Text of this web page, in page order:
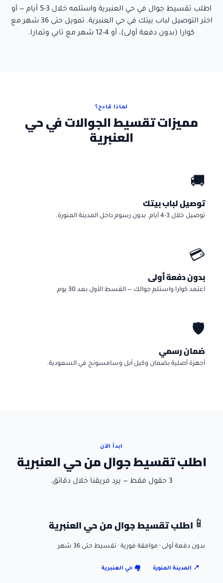
اطلب تقسيط جوال في حي العنبرية واستلمه خلال 3-5 أيام
— أو
اختر التوصيل لباب بيتك في حي العنبرية
. تمويل حتى 36 شهر مع
كوارا (بدون دفعة أولى)، أو 4-12 شهر مع تابي وتمارا.
لماذا قادح؟
مميزات تقسيط الجوالات في حي
العنبرية
🚚
توصيل لباب بيتك
توصيل خلال 3-4 أيام. بدون رسوم داخل المدينة المنورة.
💳
بدون دفعة أولى
اعتمد كوارا واستلم جوالك — القسط الأول بعد 30 يوم.
🛡️
ضمان رسمي
أجهزة أصلية بضمان وكيل آبل وسامسونج في السعودية.
ابدأ الآن
اطلب تقسيط جوال من حي العنبرية
3 حقول فقط — يرد فريقنا خلال دقائق.
📱 اطلب تقسيط جوالمن حي العنبرية
بدون دفعة أولى · موافقة فورية · تقسيط حتى 36 شهر
📍 المدينة المنورة 🏘️ حي العنبرية